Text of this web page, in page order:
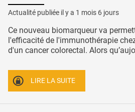
Actualité publiée il y a 1 mois 6 jours
Ce nouveau biomarqueur va
l'efficacité de l'immunothérapie
d'un cancer colorectal. Alors
LIRE LA SUITE